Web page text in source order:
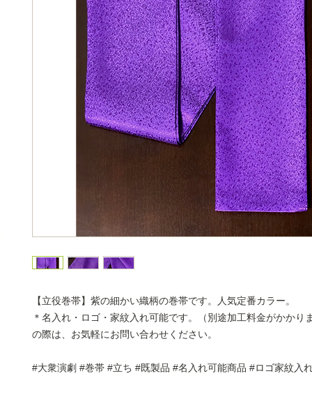
【立役巻帯】紫の細かい織柄の巻帯です。人気定番カラー。
＊名入れ・ロゴ・家紋入れ可能です。（別途加工料金がかかり
の際は、お気軽にお問い合わせください。
#大衆演劇 #巻帯 #立ち #既製品 #名入れ可能商品 #ロゴ家紋入